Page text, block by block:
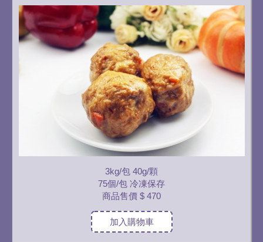
3kg/包 40g/顆
75個/包 冷凍保存
商品售價 $ 470
加入購物車